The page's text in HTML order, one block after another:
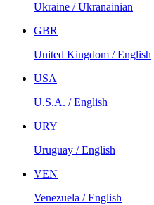
Ukraine / Ukranainian
GBR
United Kingdom / English
USA
U.S.A. / English
URY
Uruguay / English
VEN
Venezuela / English